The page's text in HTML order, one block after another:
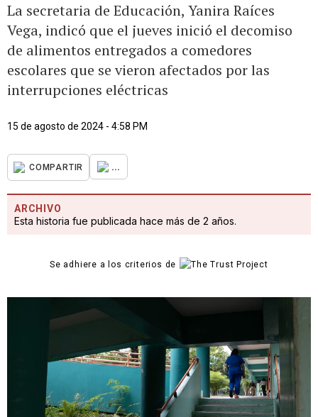
La secretaria de Educación, Yanira Raíces
Vega, indicó que el jueves inició el decomiso
de alimentos entregados a comedores
escolares que se vieron afectados por las
interrupciones eléctricas
15 de agosto de 2024 - 4:58 PM
COMPARTIR ...
ARCHIVO
Esta historia fue publicada hace más de 2 años.
Se adhiere a los criterios de